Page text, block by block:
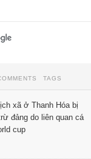
TAGS
xã ở Thanh Hóa bị
đảng do liên quan cá
cup